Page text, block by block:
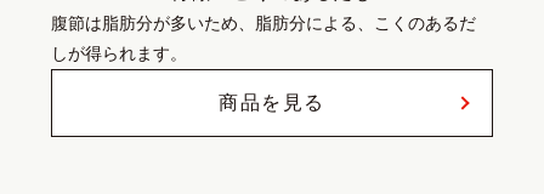
腹節は脂肪分が多いため、脂肪分による、こくのあるだ
しが得られます。
商品を見る